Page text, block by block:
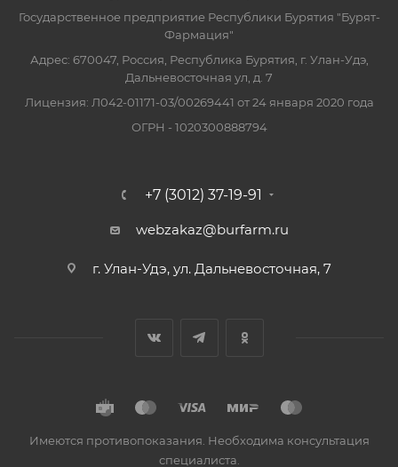
Государственное предприятие Республики Бурятия "Бурят-
Фармация"
Адрес: 670047, Россия, Республика Бурятия, г. Улан-Удэ,
Дальневосточная ул, д. 7
Лицензия: Л042-01171-03/00269441 от 24 января 2020 года
ОГРН - 1020300888794
+7 (3012) 37-19-91
webzakaz@burfarm.ru
г. Улан-Удэ, ул. Дальневосточная, 7
Имеются противопоказания. Необходима консультация
специалиста.